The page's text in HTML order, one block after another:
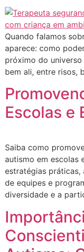
Quando falamos
aparece: como
próximo do
bem ali, entre risos,
Escolas e
Saiba como
autismo em escolas
estratégias práticas,
de equipes e
diversidade e a